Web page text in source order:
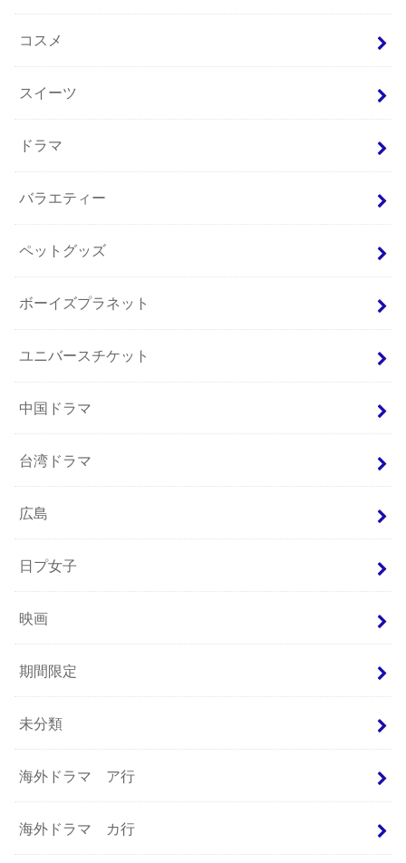
コスメ
スイーツ
ドラマ
バラエティー
ペットグッズ
ボーイズプラネット
ユニバースチケット
中国ドラマ
台湾ドラマ
広島
日プ女子
映画
期間限定
未分類
海外ドラマ ア行
海外ドラマ カ行